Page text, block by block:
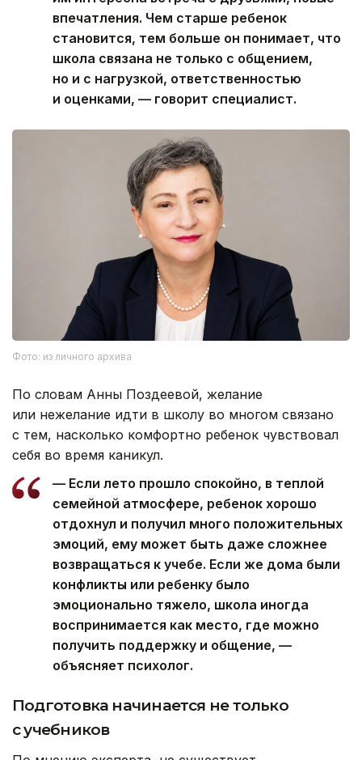
впечатления. Чем старше ребенок
становится, тем больше он понимает, что
школа связана не только с общением,
но и с нагрузкой, ответственностью
и оценками, — говорит специалист.
Фото: из личного архива
По словам Анны Поздеевой, желание
или нежелание идти в школу во многом связано
с тем, насколько комфортно ребенок чувствовал
себя во время каникул.
— Если лето прошло спокойно, в теплой
семейной атмосфере, ребенок хорошо
отдохнул и получил много положительных
эмоций, ему может быть даже сложнее
возвращаться к учебе. Если же дома были
конфликты или ребенку было
эмоционально тяжело, школа иногда
воспринимается как место, где можно
получить поддержку и общение, —
объясняет психолог.
Подготовка начинается не только
с учебников